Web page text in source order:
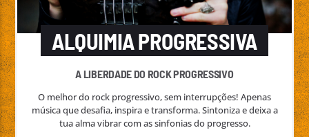
ALQUIMIA PROGRESSIVA
A LIBERDADE DO ROCK PROGRESSIVO
O melhor do rock progressivo, sem interrupções! Apenas
música que desafia, inspira e transforma. Sintoniza e deixa a
tua alma vibrar com as sinfonias do progresso.